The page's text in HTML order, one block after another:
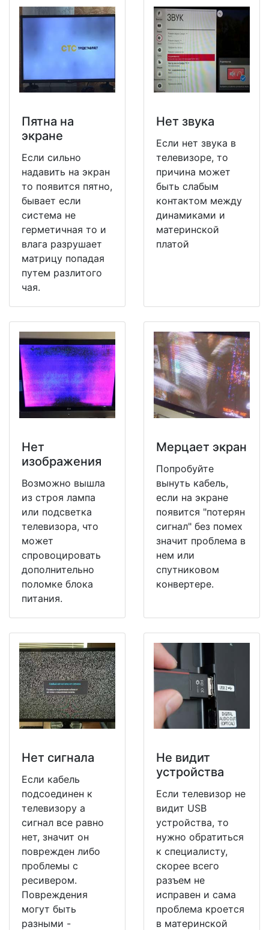
Пятна на
экране
Если сильно
надавить на экран
то появится пятно,
бывает если
система не
герметичная то и
влага разрушает
матрицу попадая
путем разлитого
чая.
Нет звука
Если нет звука в
телевизоре, то
причина может
быть слабым
контактом между
динамиками и
материнской
платой
Нет
изображения
Возможно вышла
из строя лампа
или подсветка
телевизора, что
может
спровоцировать
дополнительно
поломке блока
питания.
Мерцает экран
Попробуйте
вынуть кабель,
если на экране
появится "потерян
сигнал" без помех
значит проблема в
нем или
спутниковом
конвертере.
Нет сигнала
Если кабель
подсоединен к
телевизору а
сигнал все равно
нет, значит он
поврежден либо
проблемы с
ресивером.
Повреждения
могут быть
разными -
Не видит
устройства
Если телевизор не
видит USB
устройства, то
нужно обратиться
к специалисту,
скорее всего
разъем не
исправен и сама
проблема кроется
в материнской